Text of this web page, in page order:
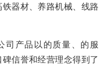
器材、养路机械、线路
司产品以的质量、的服
信誉和经营理念得到了